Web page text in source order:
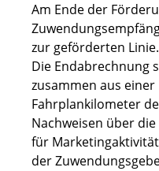
Am Ende der
zur geförderten Linie.
Die Endabrechnung
zusammen aus
Fahrplankilometer
Nachweisen über
für
der